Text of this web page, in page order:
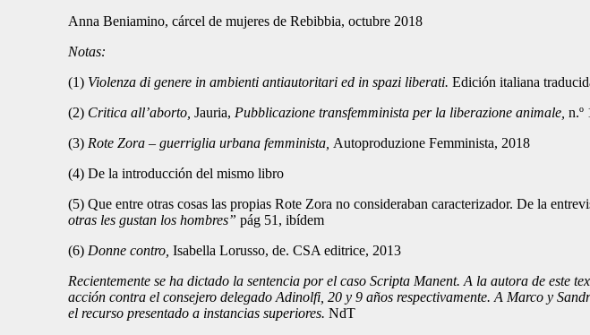
Anna Beniamino, cárcel de mujeres de Rebibbia, octubre 2018
Notas:
(1) Violenza di genere in ambienti antiautoritari ed in spazi liberati.Edición italiana
(2) Critica all’aborto,Jauria, Pubblicazione transfemminista per la liberazione animale,n.º
(3) Rote Zora – guerriglia urbana femminista, Autoproduzione Femminista, 2018
(4) De la introducción del mismo libro
(5) Que entre otras cosas las propias Rote Zora no consideraban caracterizador. De la
otras les gustan los hombres”pág 51, ibídem
(6) Donne contro,Isabella Lorusso, de. CSA editrice, 2013
Recientemente se ha dictado la sentencia por el caso Scripta Manent. A la autora de
acción contra el consejero delegado Adinolfi, 20 y 9 años respectivamente. A Marco y
el recurso presentado a instancias superiores.NdT